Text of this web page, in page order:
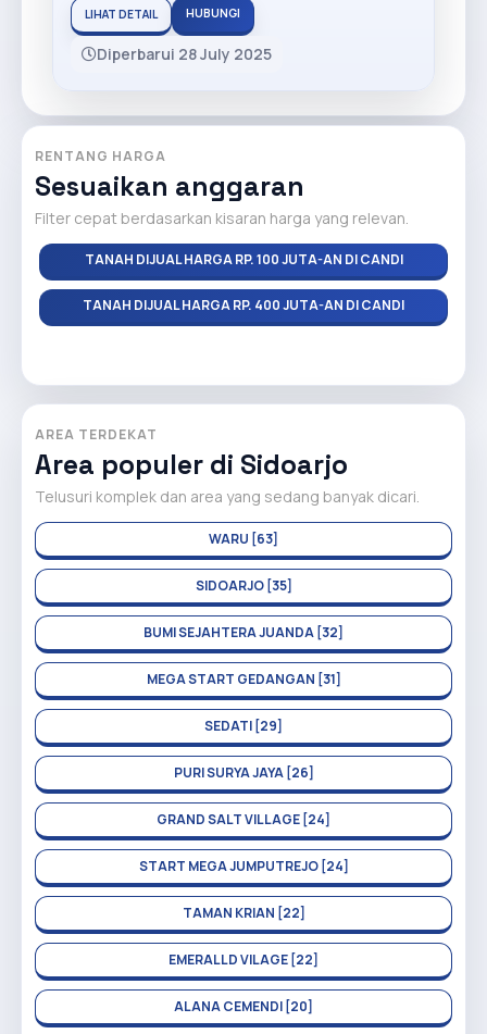
LIHAT DETAIL HUBUNGI
Diperbarui 28 July 2025
RENTANG HARGA
Sesuaikan anggaran
Filter cepat berdasarkan kisaran harga yang relevan.
TANAH DIJUAL HARGA RP. 100 JUTA-AN DI CANDI
TANAH DIJUAL HARGA RP. 400 JUTA-AN DI CANDI
AREA TERDEKAT
Area populer di Sidoarjo
Telusuri komplek dan area yang sedang banyak dicari.
WARU [63]
SIDOARJO [35]
BUMI SEJAHTERA JUANDA [32]
MEGA START GEDANGAN [31]
SEDATI [29]
PURI SURYA JAYA [26]
GRAND SALT VILLAGE [24]
START MEGA JUMPUTREJO [24]
TAMAN KRIAN [22]
EMERALLD VILAGE [22]
ALANA CEMENDI [20]